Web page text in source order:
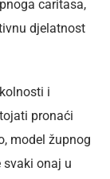
caritasa,
djelatnost
i
pronaći
model župnog
onaj u